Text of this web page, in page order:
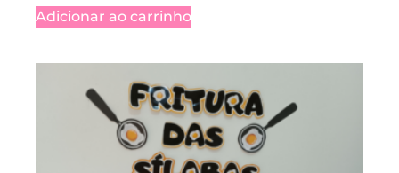
Adicionar ao carrinho